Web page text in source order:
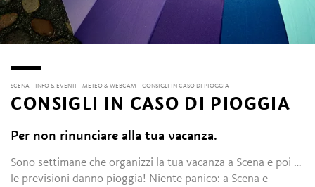
SCENA INFO & EVENTI METEO & WEBCAM CONSIGLI IN CASO DI PIOGGIA
CONSIGLI IN CASO DI PIOGGIA
Per non rinunciare alla tua vacanza.
Sono settimane che organizzi la tua vacanza a Scena e poi …
le previsioni danno pioggia! Niente panico: a Scena e